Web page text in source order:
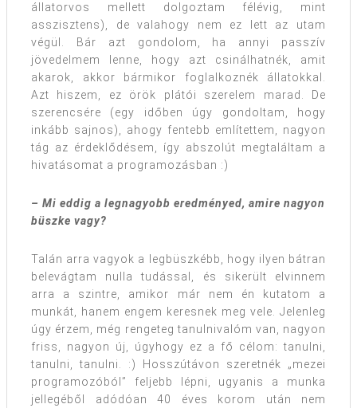
állatorvos mellett dolgoztam félévig, mint
asszisztens), de valahogy nem ez lett az utam
végül. Bár azt gondolom, ha annyi passzív
jövedelmem lenne, hogy azt csinálhatnék, amit
akarok, akkor bármikor foglalkoznék állatokkal.
Azt hiszem, ez örök plátói szerelem marad. De
szerencsére (egy időben úgy gondoltam, hogy
inkább sajnos), ahogy fentebb említettem, nagyon
tág az érdeklődésem, így abszolút megtaláltam a
hivatásomat a programozásban :)
– Mi eddig a legnagyobb eredményed, amire nagyon
büszke vagy?
Talán arra vagyok a legbüszkébb, hogy ilyen bátran
belevágtam nulla tudással, és sikerült elvinnem
arra a szintre, amikor már nem én kutatom a
munkát, hanem engem keresnek meg vele. Jelenleg
úgy érzem, még rengeteg tanulnivalóm van, nagyon
friss, nagyon új, úgyhogy ez a fő célom: tanulni,
tanulni, tanulni. :) Hosszútávon szeretnék „mezei
programozóból” feljebb lépni, ugyanis a munka
jellegéből adódóan 40 éves korom után nem